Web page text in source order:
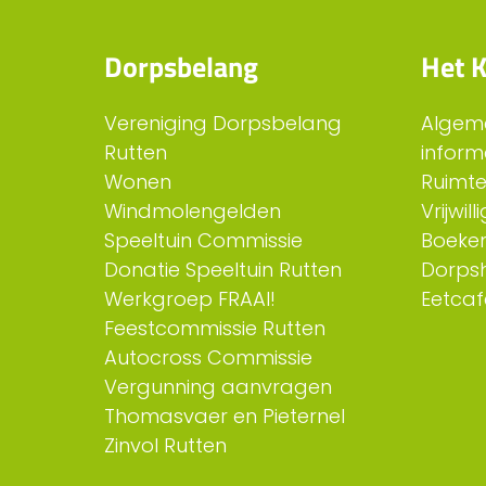
Dorpsbelang
Vereniging Dorpsbelang
Rutten
Wonen
Windmolengelden
Speeltuin Commissie
Donatie Speeltuin Rutten
Werkgroep FRAAI!
Feestcommissie Rutten
Autocross Commissie
Vergunning aanvragen
Thomasvaer en Pieternel
Zinvol Rutten
Het